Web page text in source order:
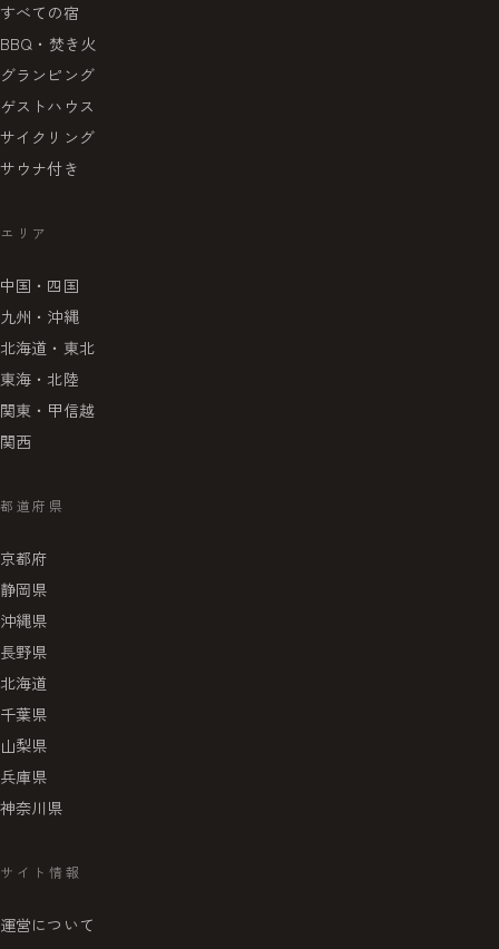
すべての宿
BBQ・焚き火
グランピング
ゲストハウス
サイクリング
サウナ付き
エリア
中国・四国
九州・沖縄
北海道・東北
東海・北陸
関東・甲信越
関西
都道府県
京都府
静岡県
沖縄県
長野県
北海道
千葉県
山梨県
兵庫県
神奈川県
サイト情報
運営について